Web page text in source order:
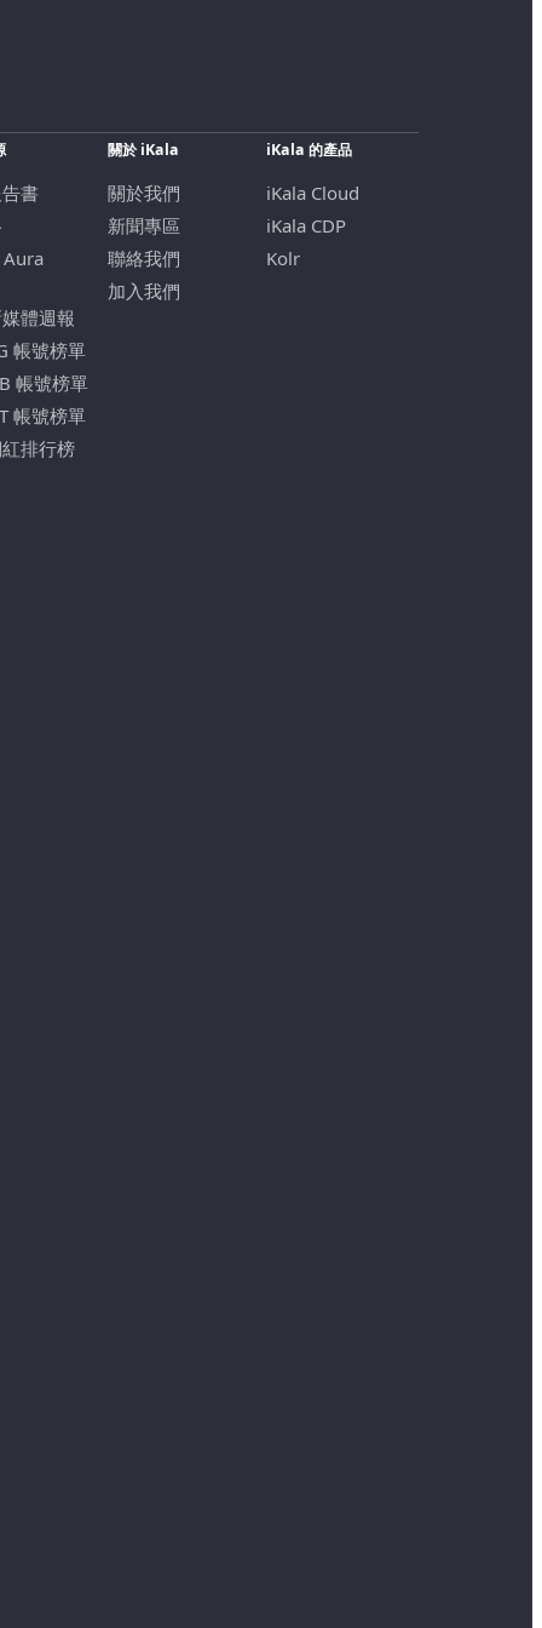
書
體週報
帳號榜單
帳號榜單
帳號榜單
排行榜
關於 iKala
關於我們
新聞專區
聯絡我們
加入我們
iKala 的產品
iKala Cloud
iKala CDP
Kolr